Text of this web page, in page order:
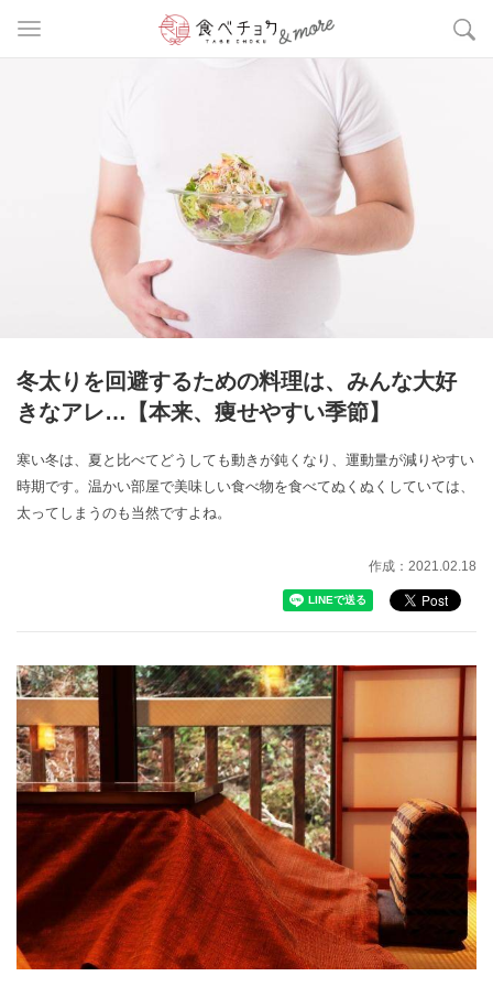
冬太りを回避するための料理は、みんな大好
きなアレ…【本来、痩せやすい季節】
寒い冬は、夏と比べてどうしても動きが鈍くなり、運動量が減りやすい
時期です。温かい部屋で美味しい食べ物を食べてぬくぬくしていては、
太ってしまうのも当然ですよね。
作成：2021.02.18